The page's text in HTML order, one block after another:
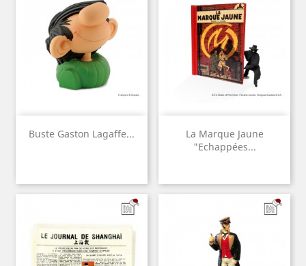
Buste Gaston Lagaffe...
La Marque Jaune
"Echappées...